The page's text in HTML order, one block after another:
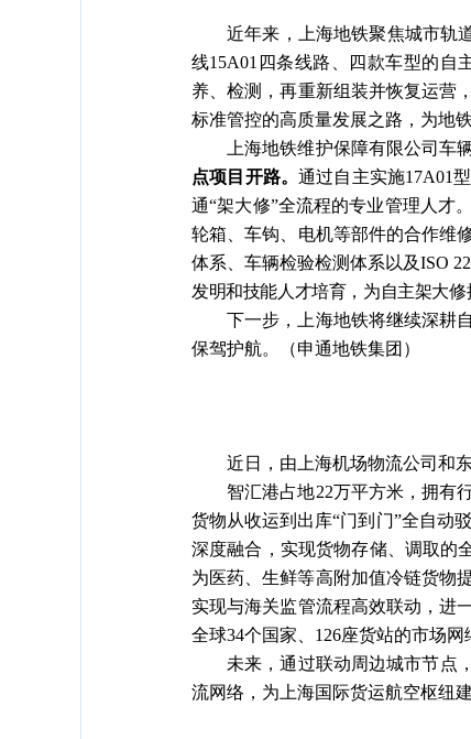
近年来，上海地铁聚焦城市轨
线15A01四条线路、四款车型的自
养、检测，再重新组装并恢复运营
标准管控的高质量发展之路，为地
上海地铁维护保障有限公司车
点项目开路。通过自主实施17A01
通“架大修”全流程的专业管理人才
轮箱、车钩、电机等部件的合作维
体系、车辆检验检测体系以及ISO
发明和技能人才培育，为自主架大修
下一步，上海地铁将继续深耕
保驾护航。（申通地铁集团）
近日，由上海机场物流公司和
智汇港占地22万平方米，拥有
货物从收运到出库“门到门”全自动
深度融合，实现货物存储、调取的
为医药、生鲜等高附加值冷链货物
实现与海关监管流程高效联动，进
全球34个国家、126座货站的市场网
未来，通过联动周边城市节点
流网络，为上海国际货运航空枢纽